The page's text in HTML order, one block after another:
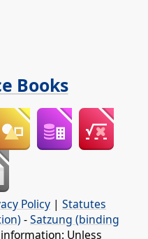
Books
Policy | Statutes
-Satzung (binding
Unless